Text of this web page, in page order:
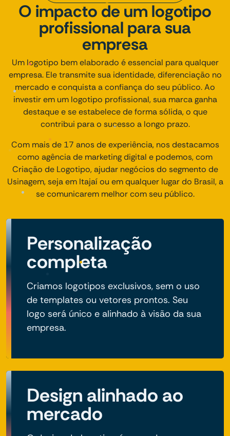
O impacto de um logotipo
profissional para sua
empresa
Um logotipo bem elaborado é essencial para qualquer
empresa. Ele transmite sua identidade, diferenciação no
mercado e conquista a confiança do seu público. Ao
investir em um logotipo profissional, sua marca ganha
destaque e se estabelece de forma sólida, o que
contribui para o sucesso a longo prazo.
Com mais de 17 anos de experiência, nos destacamos
como agência de marketing digital e podemos, com
Criação de Logotipo, ajudar negócios do segmento de
Usinagem, seja em Itajaí ou em qualquer lugar do Brasil, a
se comunicarem melhor com seu público.
Personalização
completa
Criamos logotipos exclusivos, sem o uso
de templates ou vetores prontos. Seu
logo será único e alinhado à visão da sua
empresa.
Design alinhado ao
mercado